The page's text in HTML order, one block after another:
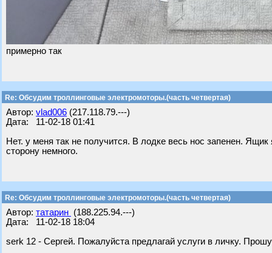
примерно так
Re: Обсудим троллинговые электромоторы.(часть четвертая)
Автор: vlad006 (217.118.79.---)
Дата: 11-02-18 01:41
Нет. у меня так не получится. В лодке весь нос запенен.
сторону немного.
Re: Обсудим троллинговые электромоторы.(часть четвертая)
Автор: татарин (188.225.94.---)
Дата: 11-02-18 18:04
serk 12 - Сергей. Пожалуйста предлагай услуги в личку.